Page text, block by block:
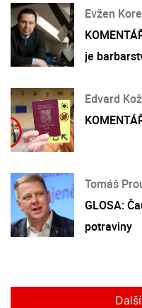
Evžen
je
Edvard
Tomáš
GLOSA:
potraviny